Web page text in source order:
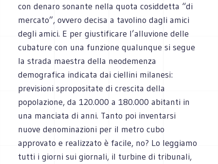
con denaro sonante nella quota cosiddetta “di
mercato”, ovvero decisa a tavolino dagli amici
degli amici. E per giustificare l’alluvione delle
cubature con una funzione qualunque si segue
la strada maestra della neodemenza
demografica indicata dai ciellini milanesi:
previsioni spropositate di crescita della
popolazione, da 120.000 a 180.000 abitanti in
una manciata di anni. Tanto poi inventarsi
nuove denominazioni per il metro cubo
approvato e realizzato è facile, no? Lo leggiamo
tutti i giorni sui giornali, il turbine di tribunali,